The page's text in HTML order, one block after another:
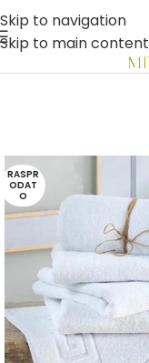
Skip to navigation
Skip to main content
RASPR
ODAT
O